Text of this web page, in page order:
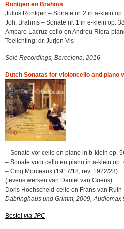
Röntgen en Brahms
Julius Röntgen – Sonate nr. 2 in a-klein
Joh. Brahms – Sonate nr. 1 in e-klein op.
Amparo Lacruz-cello en Andreu Riera-
Toelichting: dr. Jurjen Vis
Solé Recordings, Barcelona, 2016
Dutch Sonatas for violoncello and piano
– Sonate vor cello en piano in b-klein op.
– Sonate voor cello en piano in a-klein op.
– Cinq Morceaux (1917/18, rev. 1922/23)
(tevens werken van Daniel van Goens)
Doris Hochscheid-cello en Frans van
Dabringhaus und Grimm, 2009, Audiomax
Bestel via JPC